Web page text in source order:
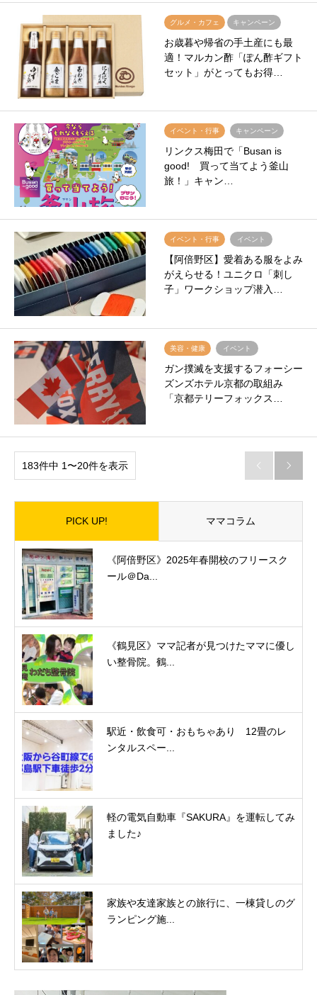
グルメ・カフェ キャンペーン
お歳暮や帰省の手土産にも最
適！マルカン酢「ぽん酢ギフト
セット」がとってもお得…
イベント・行事 キャンペーン
リンクス梅田で「Busan is
good! 買って当てよう釜山
旅！」キャン…
イベント・行事 イベント
【阿倍野区】愛着ある服をよみ
がえらせる！ユニクロ「刺し
子」ワークショップ潜入…
美容・健康 イベント
ガン撲滅を支援するフォーシー
ズンズホテル京都の取組み
「京都テリーフォックス…
183件中 1〜20件を表示  
PICK UP! ママコラム
《阿倍野区》2025年春開校のフリースク
ール＠Da...
《鶴見区》ママ記者が見つけたママに優し
い整骨院。鶴...
駅近・飲食可・おもちゃあり 12畳のレ
ンタルスペー...
軽の電気自動車『SAKURA』を運転してみ
ました♪
家族や友達家族との旅行に、一棟貸しのグ
ランピング施...